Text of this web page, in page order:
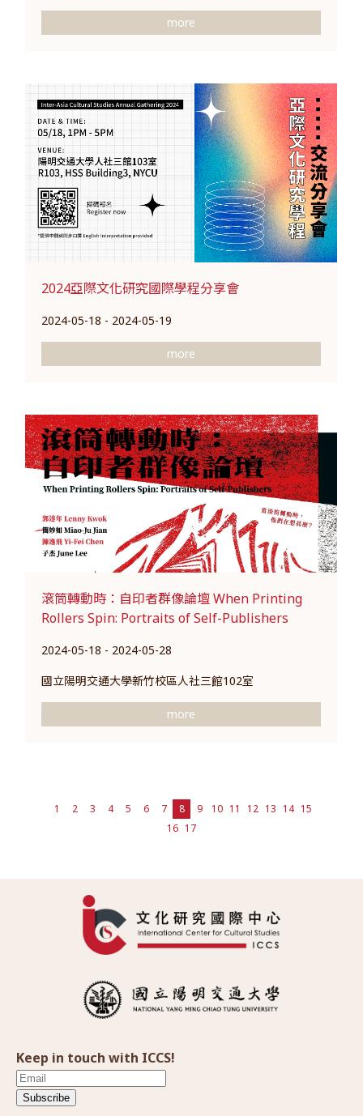
more
2024亞際文化研究國際學程分享會
2024-05-18 - 2024-05-19
more
滾筒轉動時：自印者群像論壇 When Printing
Rollers Spin: Portraits of Self-Publishers
2024-05-18 - 2024-05-28
國立陽明交通大學新竹校區人社三館102室
more
1 2 3 4 5 6 7 8 9 10 11 12 13 14 15
16 17
Keep in touch with ICCS!
Subscribe